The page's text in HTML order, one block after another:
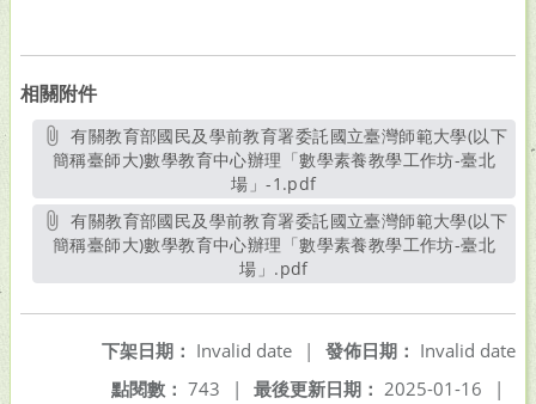
相關附件
有關教育部國民及學前教育署委託國立臺灣師範大學(以下
簡稱臺師大)數學教育中心辦理「數學素養教學工作坊-臺北
場」-1.pdf另開新視窗
有關教育部國民及學前教育署委託國立臺灣師範大學(以下
簡稱臺師大)數學教育中心辦理「數學素養教學工作坊-臺北
場」.pdf另開新視窗
發佈日期： Invalid date
下架日期： Invalid date
|
最後更新日期： 2025-01-16 |
點閱數： 743 |